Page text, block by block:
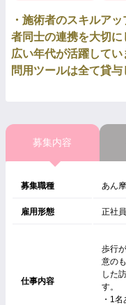
・施術者のスキルア
者同士の連携を大切
広い年代が活躍して
問用ツールは全て貸与
募集内容
募集職種 あん
雇用形態 正社員
仕事内容
歩行
意の
した
す。
・1